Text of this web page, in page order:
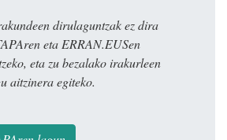
dirulaguntzak ez dira
eta ERRAN.EUSen
eta zu bezalako irakurleen
aitzinera egiteko.